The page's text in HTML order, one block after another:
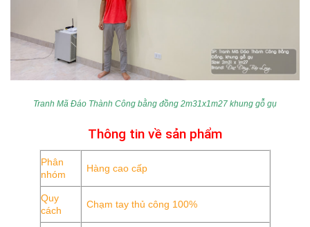
Tranh Mã Đáo Thành Công bằng đồng 2m31x1m27 khung gỗ gụ
Thông tin về sản phẩm
Phân
nhóm
Hàng cao cấp
Quy
cách
Chạm tay thủ công 100%